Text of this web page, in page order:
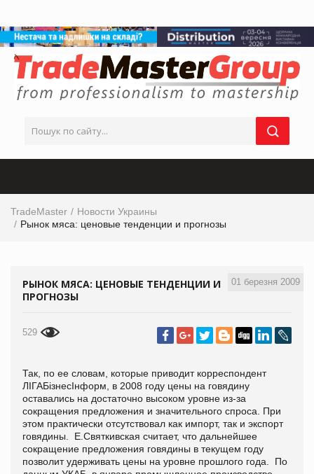
TradeMaster
Новости Украины
Рынок мяса: ценовые тенденции и прогнозы
01 березня 2009
РЫНОК МЯСА: ЦЕНОВЫЕ ТЕНДЕНЦИИ И
ПРОГНОЗЫ
529
Так, по ее словам, которые приводит корреспондент
ЛІГАБізнесІнформ, в 2008 году цены на говядину
оставались на достаточно высоком уровне из-за
сокращения предложения и значительного спроса. При
этом практически отсутствовал как импорт, так и экспорт
говядины. Е.Святкивская считает, что дальнейшее
сокращение предложения говядины в текущем году
позволит удерживать цены на уровне прошлого года. По